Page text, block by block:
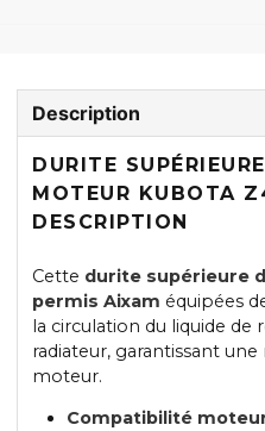
Description
DURITE
MOTEUR KUBOTA
DESCRIPTION
Cette durite supérieure
permis Aixam équipées
la circulation du liquide de
radiateur, garantissant
moteur.
Compatibilité